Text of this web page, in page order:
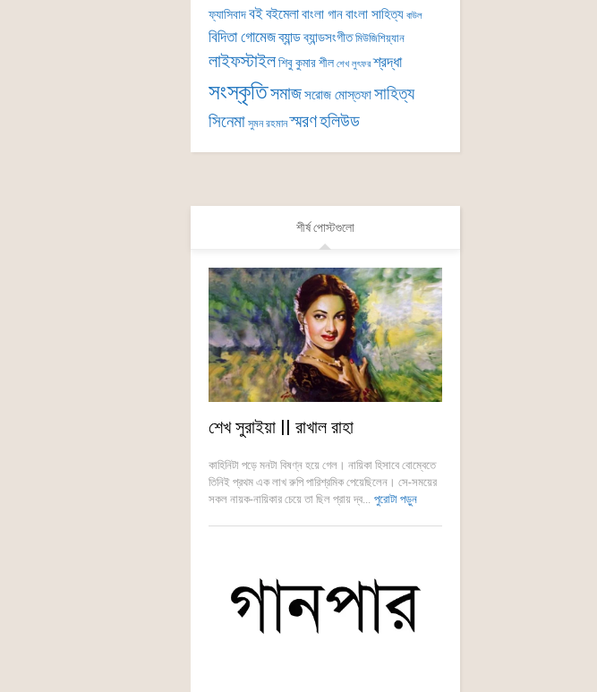
ফ্যাসিবাদবইবইমেলাবাংলা গানবাংলা সাহিত্য বাউল
বিদিতা গোমেজব্যান্ডব্যান্ডসংগীত মিউজিশিয়্যান
লাইফস্টাইলশিবু কুমার শীল শেখ লুৎফর শ্রদ্ধা
সংস্কৃতিসমাজসরোজ মোস্তফাসাহিত্য
সিনেমা সুমন রহমান স্মরণহলিউড
শীর্ষ পোস্টগুলো
শেখ সুরাইয়া || রাখাল রাহা
কাহিনিটা পড়ে মনটা বিষণ্ন হয়ে গেল। নায়িকা হিসাবে বোম্বেতে
তিনিই প্রথম এক লাখ রুপি পারিশ্রমিক পেয়েছিলেন। সে-সময়ের
সকল নায়ক-নায়িকার চেয়ে তা ছিল প্রায় দ্ব... পুরোটা পড়ুন